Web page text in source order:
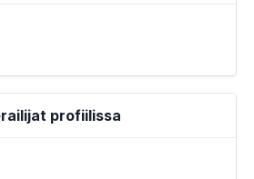
profiilissa